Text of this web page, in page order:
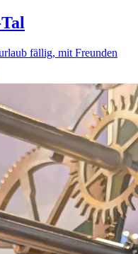
fällig, mit Freunden